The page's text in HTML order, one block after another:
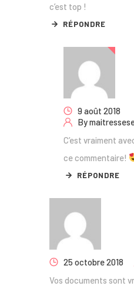
c’est top !
RÉPONDRE
9 août 2018
By
C’est vraiment
ce commentaire!
RÉPONDRE
25 octobre 2018
Vos documents sont